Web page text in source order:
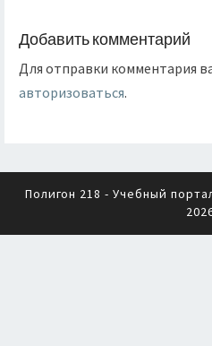
Добавить комментарий
Для отправки комментария
авторизоваться.
Полигон 218 - Учебный